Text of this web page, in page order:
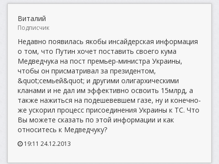
Виталий
Подписчик
Недавно появилась якобы инсайдерская информация
о том, что Путин хочет поставить своего кума
Медведчука на пост премьер-министра Украины,
чтобы он присматривал за президентом,
&quot;семьей&quot; и другими олигархическими
кланами и не дал им эффективно освоить 15млрд, а
также нажиться на подешевевшем газе, ну и конечно-
же ускорил процесс присоединения Украины к ТС. Что
Вы можете сказать по этой информации и как
относитесь к Медведчуку?
19:11 24.12.2013